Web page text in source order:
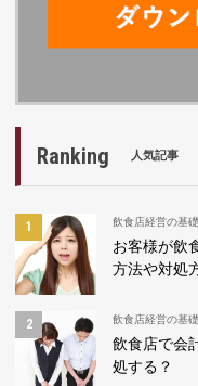
Ranking 人気記事
飲食店経営の基
お客様が飲
方法や対処
飲食店経営の基
飲食店で会
処する？